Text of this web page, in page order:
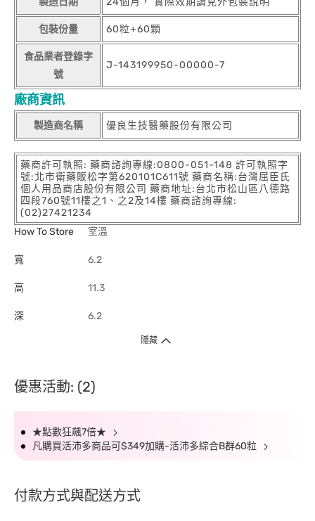
包裝份量 60粒+60顆
食品業者登錄字
號
J-143199950-00000-7
廠商資訊
製造商名稱 優良生技醫藥股份有限公司
藥商許可執照: 藥商諮詢專線:0800-051-148 許可執照字
號:北市衛藥販松字第620101C611號 藥商名稱:台灣屈臣氏
個人用品商店股份有限公司 藥商地址:台北市松山區八德路
四段760號11樓之1、之2及14樓 藥商諮詢專線:
(02)27421234
How To Store
室溫
寬 6.2
高 11.3
深 6.2
隱藏
優惠活動: (2)
★點數狂飆7倍★
凡購買活沛多商品可$349加購-活沛多綜合B群60粒
付款方式與配送方式